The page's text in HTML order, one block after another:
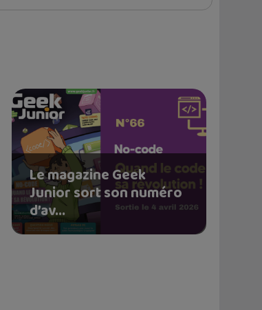
Le magazine Geek
Junior sort son numéro
d’av...